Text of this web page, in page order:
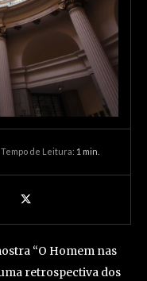
Tempo de Leitura: 1 min.
“O Homem nas
retrospectiva dos